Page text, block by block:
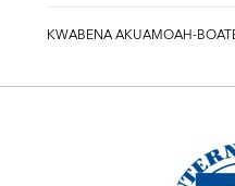
KWABENA AKUAMOAH-